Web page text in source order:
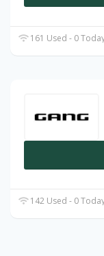
161 Used - 0
142 Used - 0